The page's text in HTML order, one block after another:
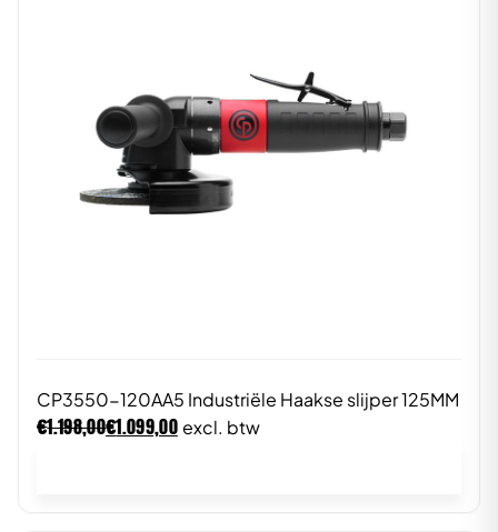
CP3550-120AA5 Industriële Haakse slijper 125MM
€1.198,00€1.099,00 excl. btw